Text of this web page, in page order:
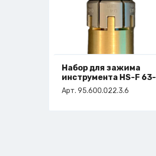
Набор для зажима
инструмента HS-F 63-
DA=27,9
Арт. 95.600.022.3.6